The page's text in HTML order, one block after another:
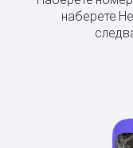
наберете